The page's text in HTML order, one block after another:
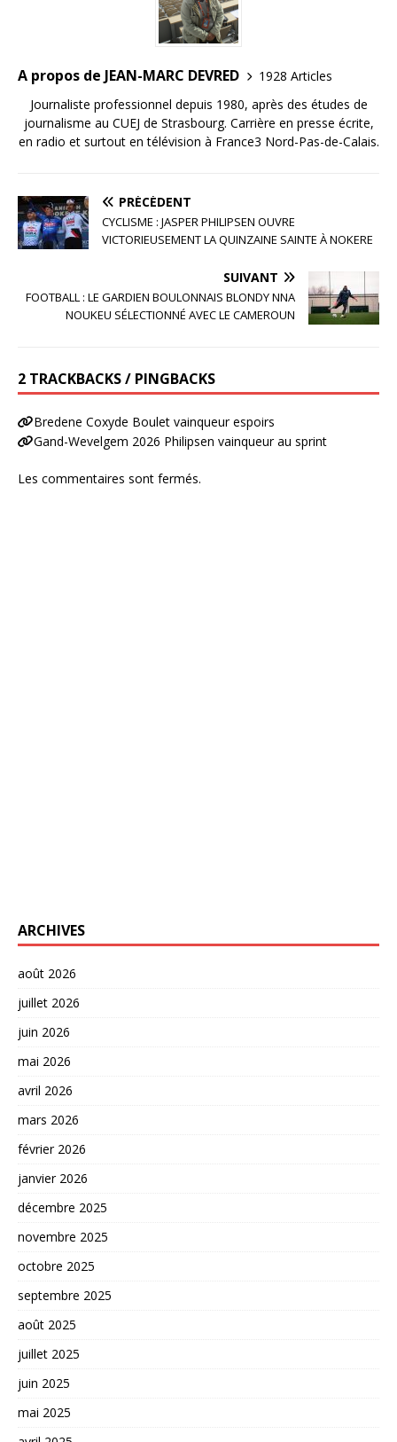
A propos de JEAN-MARC DEVRED
1928 Articles
Journaliste professionnel depuis 1980, après des études de
journalisme au CUEJ de Strasbourg. Carrière en presse écrite,
en radio et surtout en télévision à France3 Nord-Pas-de-Calais.
PRÉCÉDENT
CYCLISME : JASPER PHILIPSEN OUVRE
VICTORIEUSEMENT LA QUINZAINE SAINTE À NOKERE
SUIVANT
FOOTBALL : LE GARDIEN BOULONNAIS BLONDY NNA
NOUKEU SÉLECTIONNÉ AVEC LE CAMEROUN
2 TRACKBACKS / PINGBACKS
Bredene Coxyde Boulet vainqueur espoirs
Gand-Wevelgem 2026 Philipsen vainqueur au sprint
Les commentaires sont fermés.
ARCHIVES
août 2026
juillet 2026
juin 2026
mai 2026
avril 2026
mars 2026
février 2026
janvier 2026
décembre 2025
novembre 2025
octobre 2025
septembre 2025
août 2025
juillet 2025
juin 2025
mai 2025